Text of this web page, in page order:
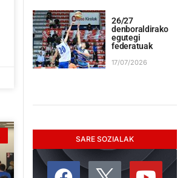
26/27
denboraldirako
egutegi
federatuak
17/07/2026
SARE SOZIALAK